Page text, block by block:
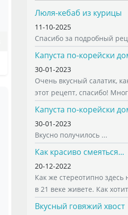
Люля-кебаб из курицы
11-10-2025
Спасибо за подробный
Капуста по-корейски
30-01-2023
Очень вкусный салатик,
этот рецепт, спасибо!
Капуста по-корейски
30-01-2023
Вкусно получилось ...
Как красиво смеяться...
20-12-2022
Как же стереотипно
в 21 веке живете. Как
Вкусный говяжий хвост